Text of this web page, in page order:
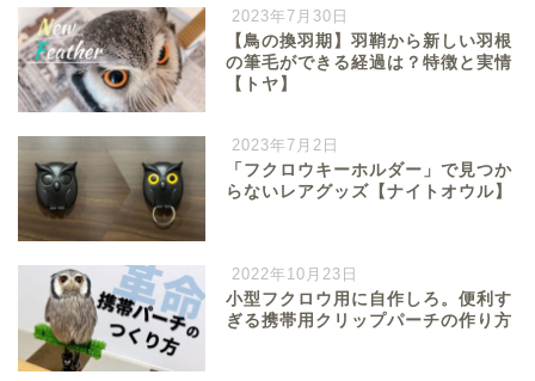
2023年7月30日
【鳥の換羽期】羽鞘から新しい羽根
の筆毛ができる経過は？特徴と実情
【トヤ】
2023年7月2日
「フクロウキーホルダー」で見つか
らないレアグッズ【ナイトオウル】
2022年10月23日
小型フクロウ用に自作しろ。便利す
ぎる携帯用クリップパーチの作り方